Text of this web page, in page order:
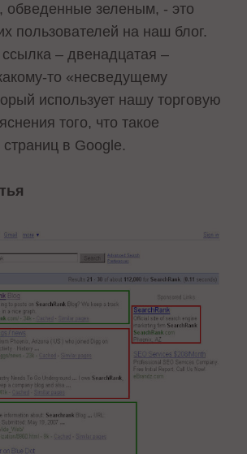
обведенные зеленым, - это
пользователей на наш блог.
– двенадцатая –
то «несведущему
использует нашу торговую
того, что такое
в Google.